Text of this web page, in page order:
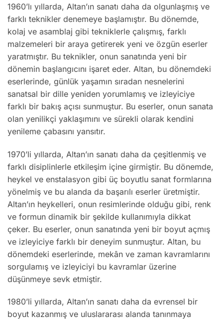
1960’lı yıllarda, Altan’ın sanatı daha da olgunlaşmış ve
farklı teknikler denemeye başlamıştır. Bu dönemde,
kolaj ve asamblaj gibi tekniklerle çalışmış, farklı
malzemeleri bir araya getirerek yeni ve özgün eserler
yaratmıştır. Bu teknikler, onun sanatında yeni bir
dönemin başlangıcını işaret eder. Altan, bu dönemdeki
eserlerinde, günlük yaşamın sıradan nesnelerini
sanatsal bir dille yeniden yorumlamış ve izleyiciye
farklı bir bakış açısı sunmuştur. Bu eserler, onun sanata
olan yenilikçi yaklaşımını ve sürekli olarak kendini
yenileme çabasını yansıtır.
1970’li yıllarda, Altan’ın sanatı daha da çeşitlenmiş ve
farklı disiplinlerle etkileşim içine girmiştir. Bu dönemde,
heykel ve enstalasyon gibi üç boyutlu sanat formlarına
yönelmiş ve bu alanda da başarılı eserler üretmiştir.
Altan’ın heykelleri, onun resimlerinde olduğu gibi, renk
ve formun dinamik bir şekilde kullanımıyla dikkat
çeker. Bu eserler, onun sanatında yeni bir boyut açmış
ve izleyiciye farklı bir deneyim sunmuştur. Altan, bu
dönemdeki eserlerinde, mekân ve zaman kavramlarını
sorgulamış ve izleyiciyi bu kavramlar üzerine
düşünmeye sevk etmiştir.
1980’li yıllarda, Altan’ın sanatı daha da evrensel bir
boyut kazanmış ve uluslararası alanda tanınmaya